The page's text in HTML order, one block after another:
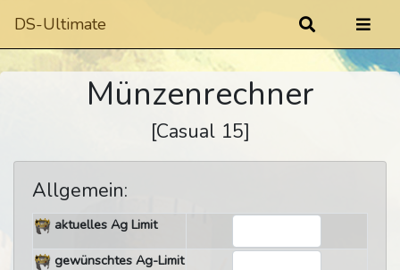
DS-Ultimate
Münzenrechner
[Casual 15]
Allgemein:
aktuelles Ag Limit
gewünschtes Ag-Limit